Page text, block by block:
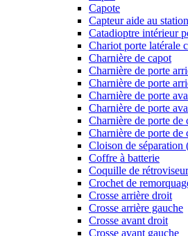
Capote
Capteur aide au
Catadioptre intérieur
Chariot porte latérale
Charnière de capot
Charnière de porte
Charnière de porte
Charnière de porte
Charnière de porte
Charnière de porte de
Charnière de porte de
Cloison de séparation
Coffre à batterie
Coquille de
Crochet de
Crosse arrière droit
Crosse arrière gauche
Crosse avant droit
Crosse avant gauche